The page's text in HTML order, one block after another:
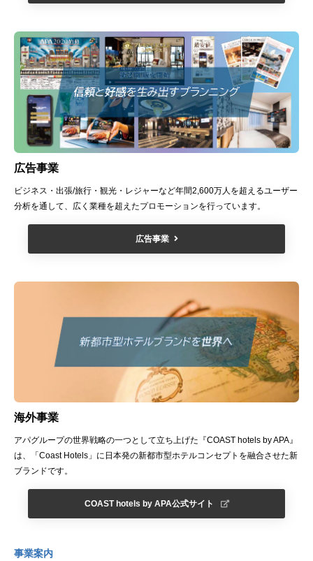
広告事業
ビジネス・出張/旅行・観光・レジャーなど年間2,600万人を超えるユーザー
分析を通して、広く業種を超えたプロモーションを行っています。
広告事業
海外事業
アパグループの世界戦略の一つとして立ち上げた『COAST hotels by APA』
は、「Coast Hotels」に日本発の新都市型ホテルコンセプトを融合させた新
ブランドです。
COAST hotels by APA公式サイト
事業案内